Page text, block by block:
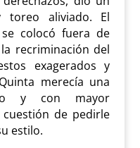
toreo aliviado. El
colocó fuera de
recriminación del
exagerados y
merecía una
y con mayor
de pedirle
estilo.